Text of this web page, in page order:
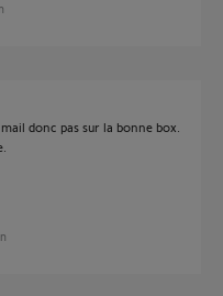
donc pas sur la bonne box.